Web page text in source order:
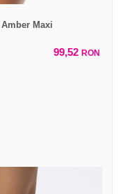
Maxi
99,52 RON